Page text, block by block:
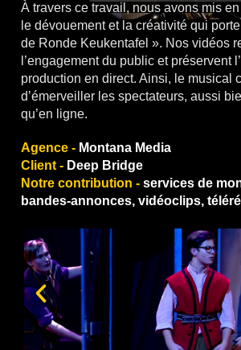
À travers ce travail, nous avons mis
le dévouement et la créativité qui
de Ronde Keukentafel ». Nos vidéos
l’engagement du public et préservent
production en direct. Ainsi, le musical
d’émerveiller les spectateurs, aussi
qu’en ligne.
Agence - Montana Media
Client - Deep Bridge
Notre contribution - services de
bandes-annonces, vidéoclips,